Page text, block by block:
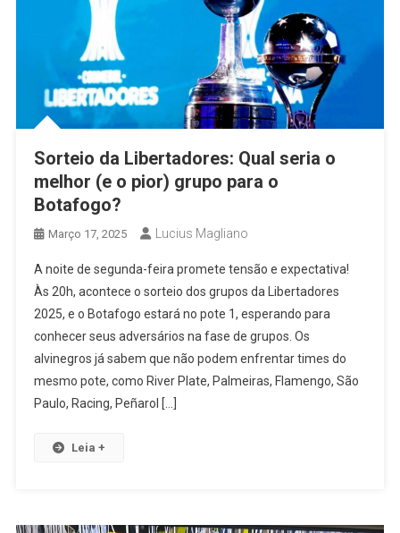
Sorteio da Libertadores: Qual seria o
melhor (e o pior) grupo para o
Botafogo?
Março 17, 2025 Lucius Magliano
A noite de segunda-feira promete tensão e expectativa!
Às 20h, acontece o sorteio dos grupos da Libertadores
2025, e o Botafogo estará no pote 1, esperando para
conhecer seus adversários na fase de grupos. Os
alvinegros já sabem que não podem enfrentar times do
mesmo pote, como River Plate, Palmeiras, Flamengo, São
Paulo, Racing, Peñarol […]
Leia +